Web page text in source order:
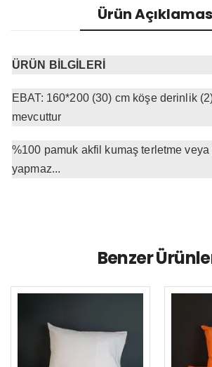
Ürün
ÜRÜN BİLGİLERİ
EBAT: 160*200 (30) cm köşe derinlik (2)
mevcuttur
%100 pamuk akfil kumaş terletme veya
yapmaz...
Benzer